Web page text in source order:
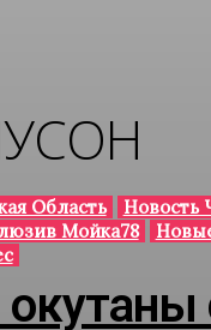
Область Новость
Мойка78